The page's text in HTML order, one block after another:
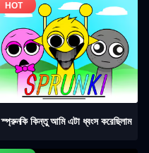
স্প্রুনকি কিন্তু আমি এটা ধ্বংস করেছিলাম